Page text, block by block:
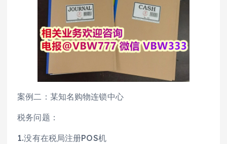
案例二：某知名购物连锁中心
税务问题：
1.没有在税局注册POS机